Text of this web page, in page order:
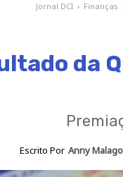
Jornal DCI › Finanças
da
Escrito Por Anny